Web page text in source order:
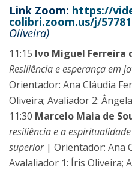
Link Zoom: https://
colibri.zoom.us/j/
Oliveira)
11:15 Ivo Miguel Ferreira
Resiliência e esperança em
Orientador: Ana Cláudia
Oliveira; Avaliador 2:
11:30 Marcelo Maia de
resiliência e a
superior| Orientador: Ana
Avalaliador 1: Íris Oliveira;